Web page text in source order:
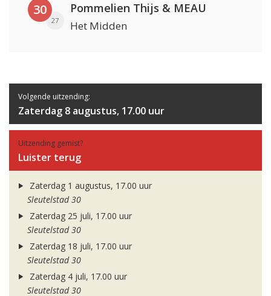
30
27
Pommelien Thijs & MEAU
Het Midden
Volgende uitzending:
Zaterdag 8 augustus, 17.00 uur
Uitzending gemist?
Luister terug
Zaterdag 1 augustus, 17.00 uur
Sleutelstad 30
Zaterdag 25 juli, 17.00 uur
Sleutelstad 30
Zaterdag 18 juli, 17.00 uur
Sleutelstad 30
Zaterdag 4 juli, 17.00 uur
Sleutelstad 30